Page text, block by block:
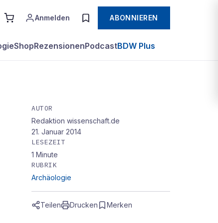
Anmelden ABONNIEREN
ShopRezensionenPodcastBDW Plus
AUTOR
Redaktion wissenschaft.de
21. Januar 2014
LESEZEIT
1 Minute
RUBRIK
Archäologie
Teilen Drucken Merken